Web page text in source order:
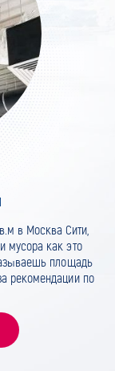
в Москва Сити,
мусора как это
площадь
рекомендации по